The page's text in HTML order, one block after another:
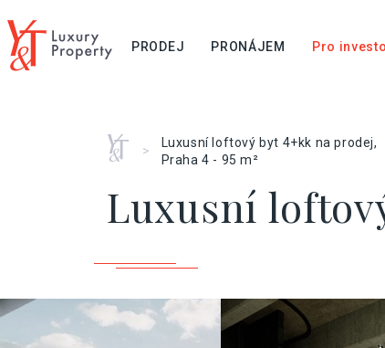
PRODEJ PRONÁJEM Pro
Home
>
Luxusní loftový byt 4+kk na prodej,
Praha 4 - 95 m²
Luxusní